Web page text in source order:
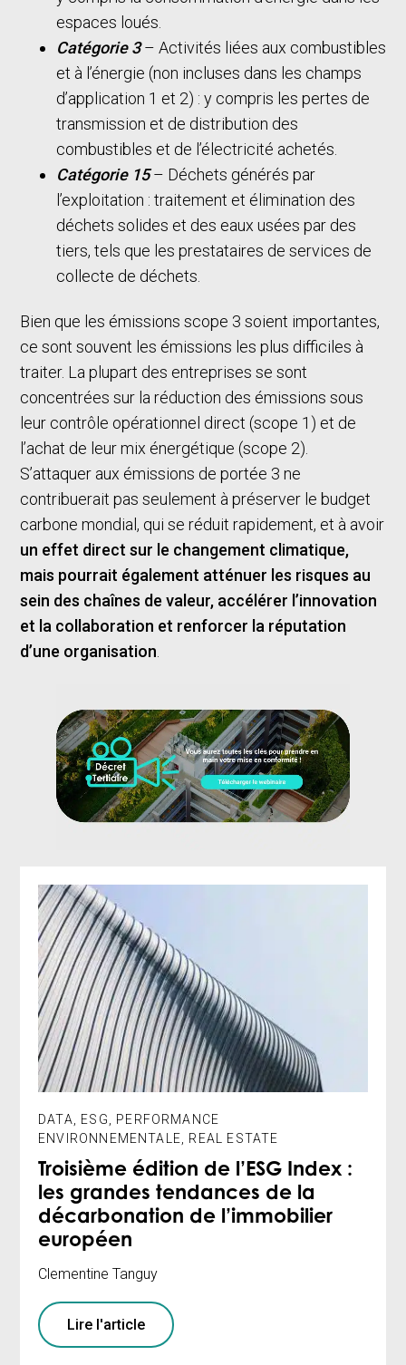
espaces loués.
Catégorie 3– Activités liées aux combustibles
et à l’énergie (non incluses dans les champs
d’application 1 et 2) : y compris les pertes de
transmission et de distribution des
combustibles et de l’électricité achetés.
Catégorie 15 – Déchets générés par
l’exploitation : traitement et élimination des
déchets solides et des eaux usées par des
tiers, tels que les prestataires de services de
collecte de déchets.
Bien que les émissions scope 3 soient importantes,
ce sont souvent les émissions les plus difficiles à
traiter. La plupart des entreprises se sont
concentrées sur la réduction des émissions sous
leur contrôle opérationnel direct (scope 1) et de
l’achat de leur mix énergétique (scope 2).
S’attaquer aux émissions de portée 3 ne
contribuerait pas seulement à préserver le budget
carbone mondial, qui se réduit rapidement, et à avoir
un effet direct sur le changement climatique,
mais pourrait également atténuer les risques au
sein des chaînes de valeur, accélérer l’innovation
et la collaboration et renforcer la réputation
d’une organisation.
DATA, ESG, PERFORMANCE
ENVIRONNEMENTALE, REAL ESTATE
Troisième édition de l’ESG Index :
les grandes tendances de la
décarbonation de l’immobilier
européen
Clementine Tanguy
Lire l'article